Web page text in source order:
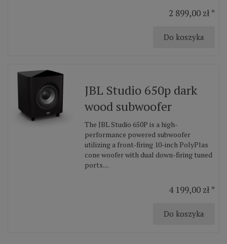
2 899,00 zł *
Do koszyka
JBL Studio 650p dark
wood subwoofer
The JBL Studio 650P is a high-
performance powered subwoofer
utilizing a front-firing 10-inch PolyPlas
cone woofer with dual down-firing tuned
ports....
4 199,00 zł *
Do koszyka